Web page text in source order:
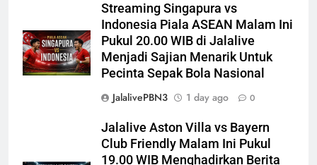
Streaming Singapura vs
Indonesia Piala ASEAN Malam Ini
Pukul 20.00 WIB di Jalalive
Menjadi Sajian Menarik Untuk
Pecinta Sepak Bola Nasional
JalalivePBN3
1 day ago 0
Jalalive Aston Villa vs Bayern
Club Friendly Malam Ini Pukul
19.00 WIB Menghadirkan Berita